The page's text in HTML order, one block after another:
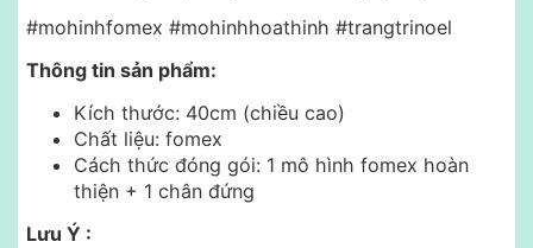
#mohinhfomex #mohinhhoathinh #trangtrinoel
Thông tin sản phẩm:
Kích thước: 40cm (chiều cao)
Chất liệu: fomex
Cách thức đóng gói: 1 mô hình fomex hoàn
thiện + 1 chân đứng
Lưu Ý :